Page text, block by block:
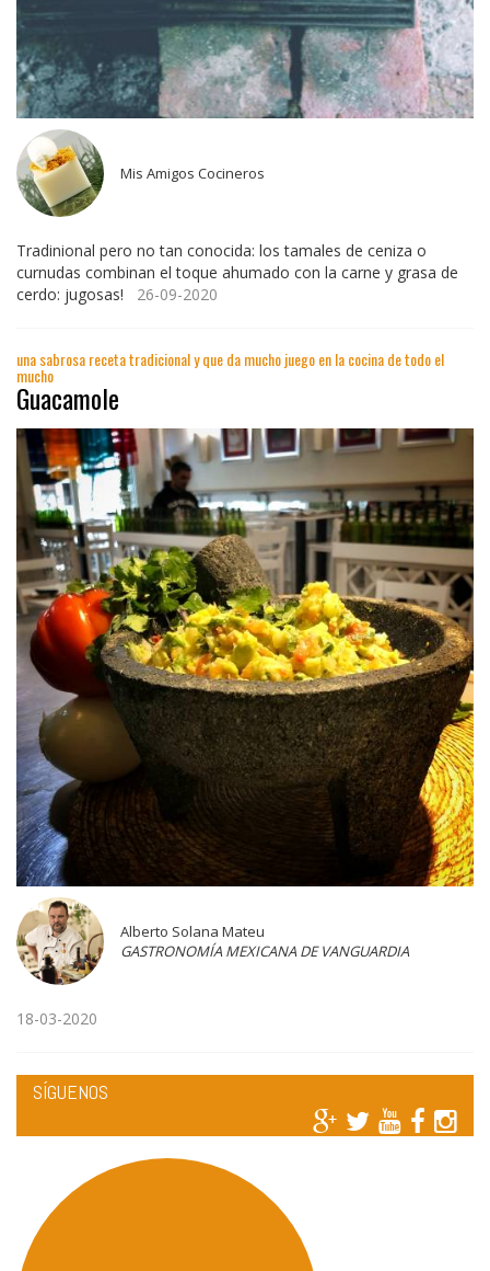
Mis Amigos Cocineros
Tradinional pero no tan conocida: los tamales de ceniza o
curnudas combinan el toque ahumado con la carne y grasa de
cerdo: jugosas! 26-09-2020
una sabrosa receta tradicional y que da mucho juego en la cocina de todo el
mucho
Guacamole
Alberto Solana Mateu
GASTRONOMÍA MEXICANA DE VANGUARDIA
18-03-2020
SÍGUENOS